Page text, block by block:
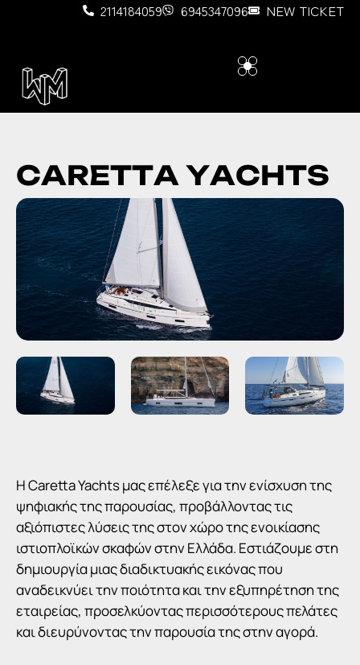
2114184059 6945347096 NEW TICKET
CARETTA YACHTS
Η Caretta Yachts μας επέλεξε για την ενίσχυση της
ψηφιακής της παρουσίας, προβάλλοντας τις
αξιόπιστες λύσεις της στον χώρο της ενοικίασης
ιστιοπλοϊκών σκαφών στην Ελλάδα. Εστιάζουμε στη
δημιουργία μιας διαδικτυακής εικόνας που
αναδεικνύει την ποιότητα και την εξυπηρέτηση της
εταιρείας, προσελκύοντας περισσότερους πελάτες
και διευρύνοντας την παρουσία της στην αγορά.